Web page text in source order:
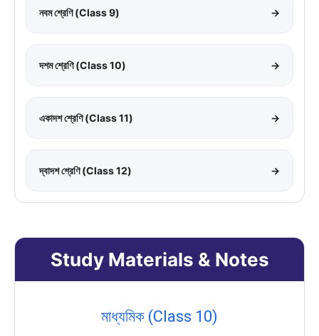
নবম শ্রেণি (Class 9) →
দশম শ্রেণি (Class 10) →
একাদশ শ্রেণি (Class 11) →
দ্বাদশ শ্রেণি (Class 12) →
Study Materials & Notes
মাধ্যমিক (Class 10)